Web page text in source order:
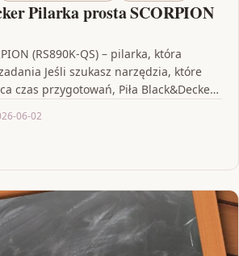
Pilarka prosta SCORPION
(RS890K-QS) – pilarka, która
Jeśli szukasz narzędzia, które
czas przygotowań, Piła Black&Decker
06-02